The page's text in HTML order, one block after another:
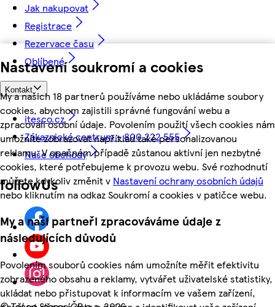
Nastavení soukromí a cookies
My a našich 18 partnerů používáme nebo ukládáme soubory
cookies, abychom zajistili správné fungování webu a
zpracovali osobní údaje. Povolením použití všech cookies nám
umožníte zobrazovat například také personalizovanou
reklamu. V opačném případě zůstanou aktivní jen nezbytné
cookies, které potřebujeme k provozu webu. Své rozhodnutí
můžete kdykoliv změnit v Nastavení ochrany osobních údajů
nebo kliknutím na odkaz Soukromí a cookies v patičce webu.
My a naši partneři zpracováváme údaje z
následujících důvodů
Povolením souborů cookies nám umožníte měřit efektivitu
zobrazeného obsahu a reklamy, vytvářet uživatelské statistiky,
ukládat nebo přistupovat k informacím ve vašem zařízení,
Jak nakupovat
Registrace
Rezervace času
Oblíbené
Kontakt
itesco.cz
Zákaznické centrum - 800 222 555
Naše obchody
followUs